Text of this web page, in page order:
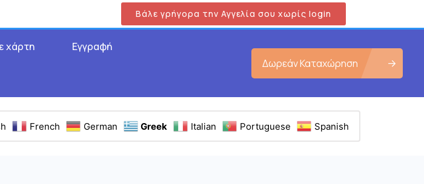
Βάλε γρήγορα την Αγγελία σου χωρίς login
χάρτη Εγγραφή
Δωρεάν Καταχώρηση
French German Greek Italian Portuguese Spanish